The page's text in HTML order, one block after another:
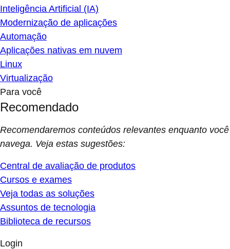
Inteligência Artificial (IA)
Modernização de aplicações
Automação
Aplicações nativas em nuvem
Linux
Virtualização
Para você
Recomendado
Recomendaremos conteúdos relevantes enquanto você
navega. Veja estas sugestões:
Central de avaliação de produtos
Cursos e exames
Veja todas as soluções
Assuntos de tecnologia
Biblioteca de recursos
Login